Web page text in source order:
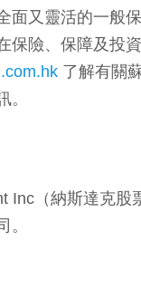
面又靈活的一般
保險、保障及投
了解有關
。
Inc（納斯達克股
。